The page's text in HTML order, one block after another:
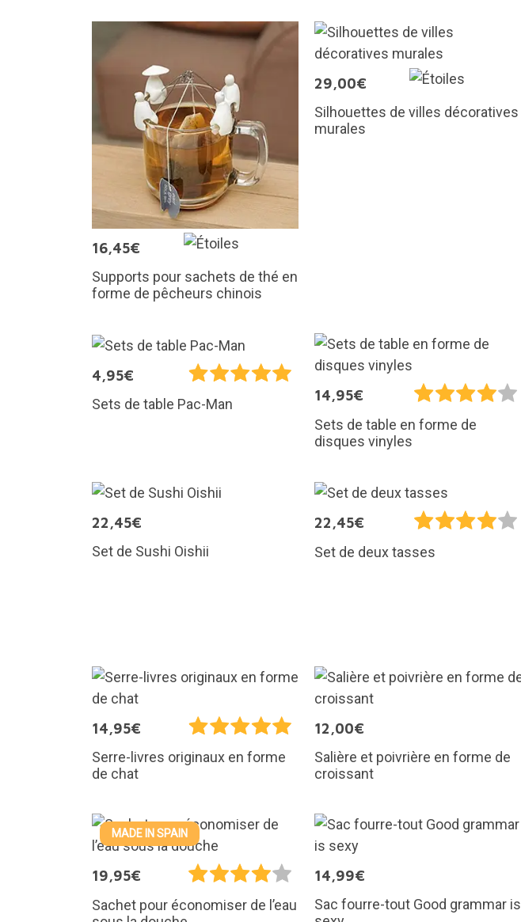
16,45€
Supports pour sachets de thé en
forme de pêcheurs chinois
29,00€
Silhouettes de villes décoratives
murales
4,95€
Sets de table Pac-Man
14,95€
Sets de table en forme de
disques vinyles
22,45€
Set de Sushi Oishii
22,45€
Set de deux tasses
14,95€
Serre-livres originaux en forme
de chat
12,00€
Salière et poivrière en forme de
croissant
MADE IN SPAIN
19,95€
Sachet pour économiser de l’eau
14,99€
Sac fourre-tout Good grammar is